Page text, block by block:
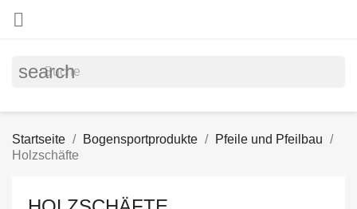

search
Startseite Bogensportprodukte
Pfeile und Pfeilbau
Holzschäfte